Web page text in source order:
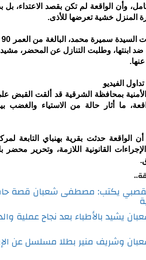
وأن الواقعة لم تكن بقصد الاعتداء، بل
المنزل خشية تعرضها للأذى.
ضد ابنتها، وطلبت التنازل عن المحضر،
عنها.
الفيديو
بمحافظة الشرقية قد ألقت القبض
ما أثار حالة من الاستياء
أن الواقعة حدثت بقرية بهنباي التابعة
القانونية اللازمة، وتحرير محضر
يكتب: مصطفى شعبان قصة
يشيد بالأطباء بعد نجاح عملية
وشريف منير بطلا مسلسل عن